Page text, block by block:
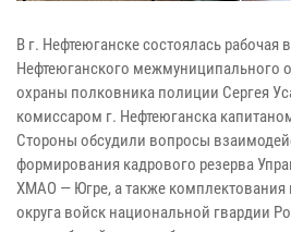
В г. Нефтеюганске состоялась рабочая
Нефтеюганского межмуниципального
охраны полковника полиции Сергея
комиссаром г. Нефтеюганска
Стороны обсудили вопросы
формирования кадрового резерва
ХМАО — Югре, а также
округа войск национальной гвардии